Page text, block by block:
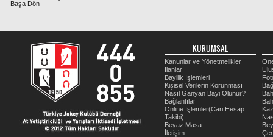
Başa Dön
KURUMSAL
Kanunlar ve Yönetmelikler
İlanlar
Bayilik İşlemleri
Kişisel Verilerin Korunması
Nasıl Ganyan Bayi Olunur?
Bağlantılar
Online İşlemler(Cari Hesap
Takibi)
Beyaz Masa
İletişim